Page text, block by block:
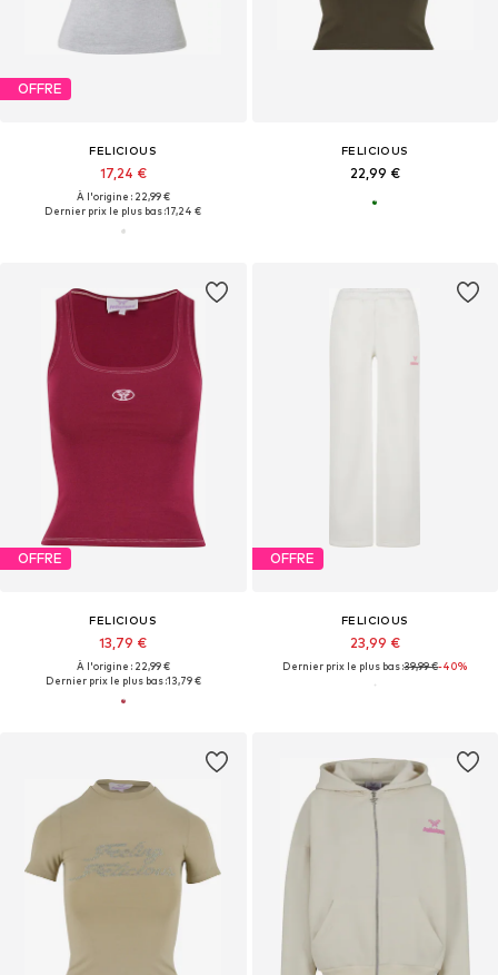
OFFRE
FELICIOUS
17,24 €
À l'origine : 22,99 €
Dernier prix le plus bas :17,24 €
FELICIOUS
22,99 €
OFFRE
FELICIOUS
13,79 €
À l'origine : 22,99 €
Dernier prix le plus bas :13,79 €
OFFRE
FELICIOUS
23,99 €
Dernier prix le plus bas :39,99 €-40%